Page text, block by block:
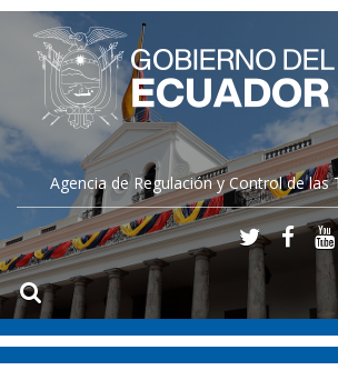
Agencia de Regulación y Control de las